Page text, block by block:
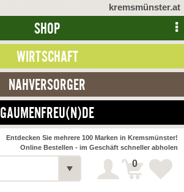
kremsmünster.at
SHOP
WIRTSCHAFT
NAHVERSORGER
GAUMENFREU(N)DE
Shop
Entdecken Sie mehrere 100 Marken in Kremsmünster!
Online Bestellen - im Geschäft schneller abholen
0